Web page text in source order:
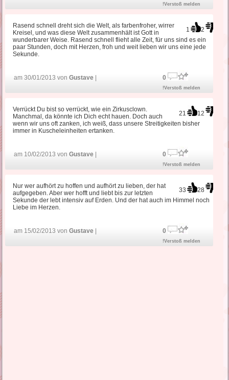
!Verstoß melden
1 2
Rasend schnell dreht sich die Welt, als farbenfroher, wirrer
Kreisel, und was diese Welt zusammenhält ist Gott in
wunderbarer Weise. Rasend schnell flieht alle Zeit, für uns sind es ein
paar Stunden, doch mit Herzen, froh und weit lieben wir uns eine jede
Sekunde.
am 30/01/2013 vonGustave 0
!Verstoß melden
21 12
Verrückt Du bist so verrückt, wie ein Zirkusclown.
Manchmal, da könnte ich Dich echt hauen. Doch auch
wenn wir uns oft zanken, ich weiß, dass unsere Streitigkeiten bisher
immer in Kuscheleinheiten ertanken.
am 10/02/2013 vonGustave 0
!Verstoß melden
33 28
Nur wer aufhört zu hoffen und aufhört zu lieben, der hat
aufgegeben. Aber wer hofft und liebt bis zur letzten
Sekunde der lebt intensiv auf Erden. Und der hat auch im Himmel noch
Liebe im Herzen.
am 15/02/2013 vonGustave 0
!Verstoß melden